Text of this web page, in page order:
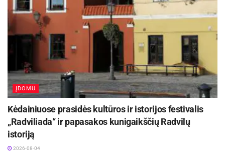
ĮDOMU
Kėdainiuose prasidės kultūros ir istorijos festivalis
„Radviliada“ ir papasakos kunigaikščių Radvilų
istoriją
2026-08-04